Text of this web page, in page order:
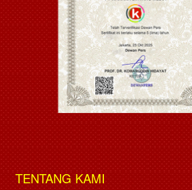
TENTANG KAMI